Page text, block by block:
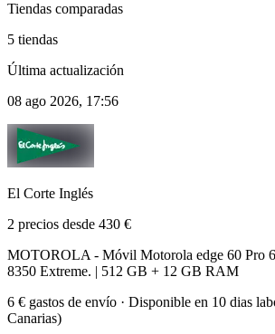
Tiendas comparadas
5 tiendas
Última actualización
08 ago 2026, 17:56
El Corte Inglés
2 precios desde 430 €
MOTOROLA - Móvil Motorola edge 60 Pro
8350 Extreme. | 512 GB + 12 GB RAM
6 € gastos de envío · Disponible en 10 dias
Canarias)